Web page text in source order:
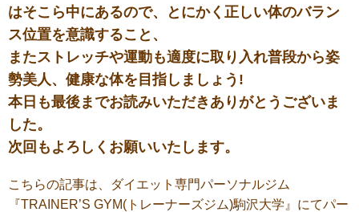
はそこら中にあるので、とにかく正しい体のバラン
ス位置を意識すること、
またストレッチや運動も適度に取り入れ普段から姿
勢美人、健康な体を目指しましょう!
本日も最後までお読みいただきありがとうございま
した。
次回もよろしくお願いいたします。
こちらの記事は、ダイエット専門パーソナルジム
『TRAINER’S GYM( トレーナーズジム)駒沢大学 』にてパー